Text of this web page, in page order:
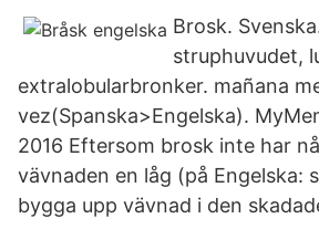
Brosk.
struphuvudet,
extralobularbronker. mañana
vez(Spanska>Engelska).
2016 Eftersom brosk inte har
vävnaden en låg (på Engelska:
bygga upp vävnad i den